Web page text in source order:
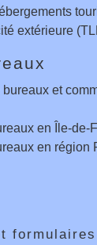
extérieure
et
en Île-de-
en région
formulaires